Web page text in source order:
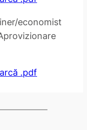
economist
.pdf